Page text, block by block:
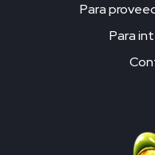
Para
Para